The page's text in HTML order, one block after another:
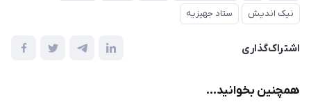
نیک اندیش
ستاد جهیزیه
اشتراک‌گذاری
همچنین بخوانید...